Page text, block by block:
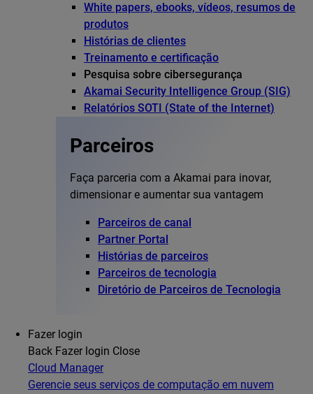
White papers, ebooks, vídeos, resumos de
produtos
Histórias de clientes
Treinamento e certificação
Pesquisa sobre cibersegurança
Akamai Security Intelligence Group (SIG)
Relatórios SOTI (State of the Internet)
Parceiros
Faça parceria com a Akamai para inovar,
dimensionar e aumentar sua vantagem
Parceiros de canal
Partner Portal
Histórias de parceiros
Parceiros de tecnologia
Diretório de Parceiros de Tecnologia
Fazer login
Back Fazer login Close
Cloud Manager
Gerencie seus serviços de computação em nuvem